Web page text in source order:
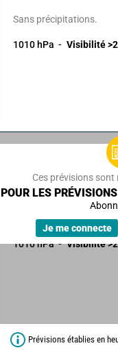
Sans précipitations.
1010 hPa Visibilité
Rafales à14 km/h
Ciel clair.
Sans précipitations.
1010hPa Visibilité
Ces prévisions sont
POUR LES
Je me connecte
Prévisions établies en